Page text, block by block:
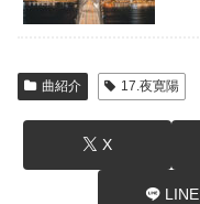
曲紹介 17.夜寛陽
X
LINE